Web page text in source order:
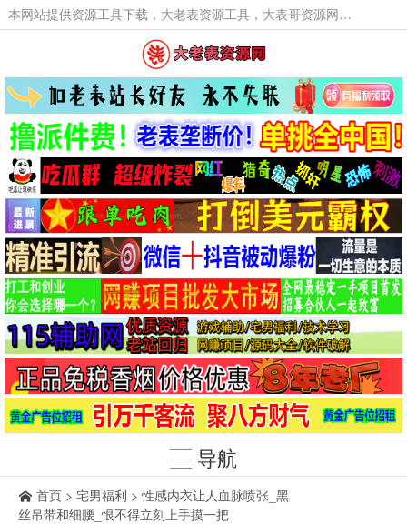
本网站提供资源工具下载，大老表资源工具，大表哥资源网软件工具，大老表资源下载，活动线报福利资源分享,活动线报，大型网游经典游戏，网络热门技术游戏辅助交流与分享。
导航
首页 > 宅男福利 > 性感内衣让人血脉喷张_黑
丝吊带和细腰_恨不得立刻上手摸一把